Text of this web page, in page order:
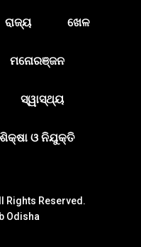
ରାଜ୍ୟ ଖେଳ
ମନୋରଞ୍ଜନ
ସ୍ୱାସ୍ଥ୍ୟ
ଶିକ୍ଷା ଓ ନିଯୁକ୍ତି
Rights Reserved.
Odisha